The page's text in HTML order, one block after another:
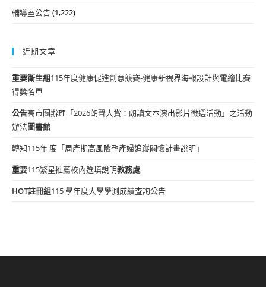
輔導室公告(1,222)
近期文章
重要衛生組115年度健康促進創意競賽-健康新視界海報設計與電繪比賽
得獎名單
公告高市圖辦理「2026朗聲大賞：朗讀文本演出影片徵選活動」之活動
辦法圖書館
轉知115年 度「周產期高風險孕產婦追蹤關懷計畫說明」
重要115繁星推薦校內選填說明教務處
HOT註冊組115 學年度大學學測成績查詢公告